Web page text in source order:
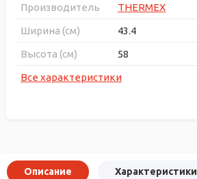
Производитель
THERMEX
Ширина (см)
43.4
Высота (см)
58
Все характеристики
Описание Характеристики